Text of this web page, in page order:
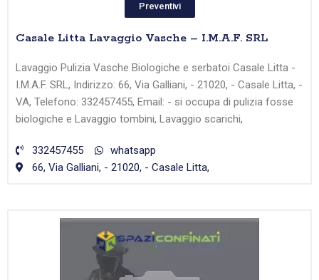
Preventivi
Casale Litta Lavaggio Vasche – I.M.A.F. SRL
Lavaggio Pulizia Vasche Biologiche e serbatoi Casale Litta -
I.M.A.F. SRL, Indirizzo: 66, Via Galliani, - 21020, - Casale Litta, -
VA, Telefono: 332457455, Email: - si occupa di pulizia fosse
biologiche e Lavaggio tombini, Lavaggio scarichi,
332457455
whatsapp
66, Via Galliani, - 21020, - Casale Litta,